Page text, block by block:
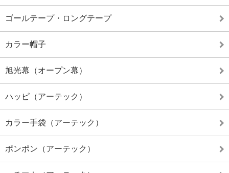
ゴールテープ・ロングテープ
カラー帽子
旭光幕（オープン幕）
ハッピ（アーテック）
カラー手袋（アーテック）
ポンポン（アーテック）